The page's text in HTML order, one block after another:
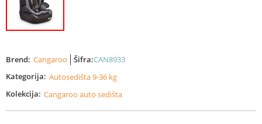
Brend: Cangaroo Šifra:CAN8933
Kategorija: Autosedišta 9-36 kg
Kolekcija: Cangaroo auto sedišta